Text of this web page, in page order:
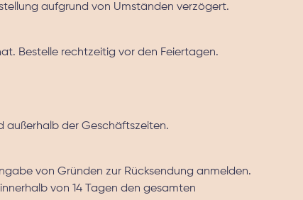
aufgrund von Umständen verzögert.
Bestelle rechtzeitig vor den Feiertagen.
außerhalb der Geschäftszeiten.
von Gründen zur Rücksendung anmelden.
von 14 Tagen den gesamten